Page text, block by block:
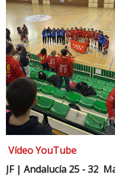
Vídeo YouTube
JF | Andalucía 25 - 32